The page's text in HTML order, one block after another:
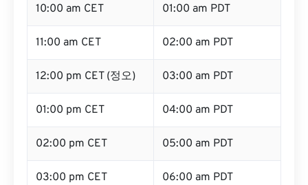
10:00 am CET 01:00 am PDT
11:00 am CET 02:00 am PDT
12:00 pm CET (정오) 03:00 am PDT
01:00 pm CET 04:00 am PDT
02:00 pm CET 05:00 am PDT
03:00 pm CET 06:00 am PDT